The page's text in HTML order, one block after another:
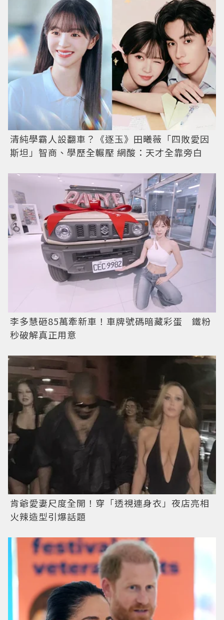
清純學霸人設翻車？《逐玉》田曦薇「四敗愛因
斯坦」智商、學歷全輾壓 網酸：天才全靠旁白
李多慧砸85萬牽新車！車牌號碼暗藏彩蛋 鐵粉
秒破解真正用意
肯爺愛妻尺度全開！穿「透視連身衣」夜店亮相
火辣造型引爆話題